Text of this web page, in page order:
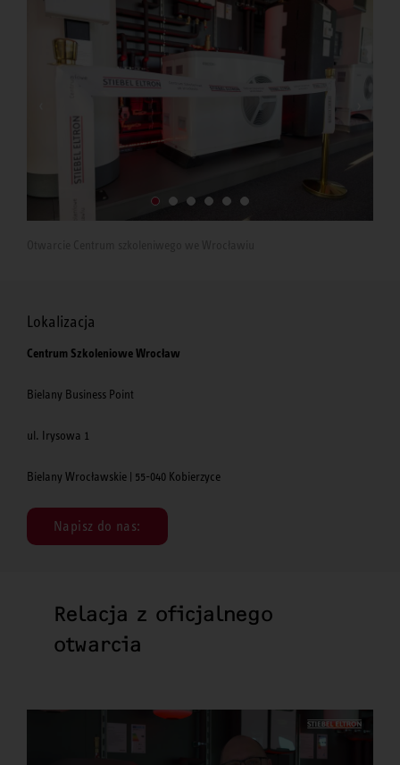
Lokalizacja
Centrum Szkoleniowe Wrocław
Bielany Business Point
ul. Irysowa 1
Bielany Wrocławskie | 55-040 Kobierzyce
Napisz do nas:
Relacja z oficjalnego
otwarcia